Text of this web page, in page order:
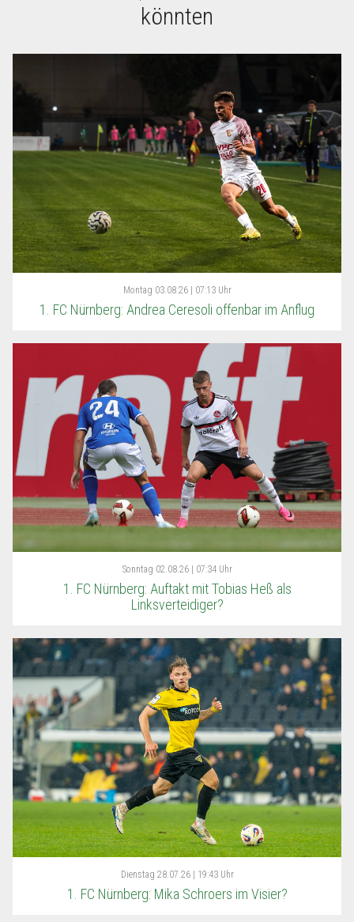
könnten
Montag 03.08.26 | 07:13 Uhr
1. FC Nürnberg: Andrea Ceresoli offenbar im Anflug
Sonntag 02.08.26 | 07:34 Uhr
1. FC Nürnberg: Auftakt mit Tobias Heß als
Linksverteidiger?
Dienstag 28.07.26 | 19:43 Uhr
1. FC Nürnberg: Mika Schroers im Visier?